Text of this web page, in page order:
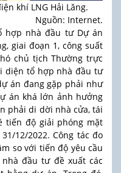
khí LNG Hải Lăng.
Nguồn: Internet.
hợp nhà đầu tư Dự án
giai đoạn 1, công suất
chủ tịch Thường trực
diện tổ hợp nhà đầu tư
án đang gặp phải như
án khá lớn ảnh hưởng
phải di dời nhà cửa, tái
tiến độ giải phóng mặt
12/2022. Công tác đo
so với tiến độ yêu cầu
đầu tư đề xuất các